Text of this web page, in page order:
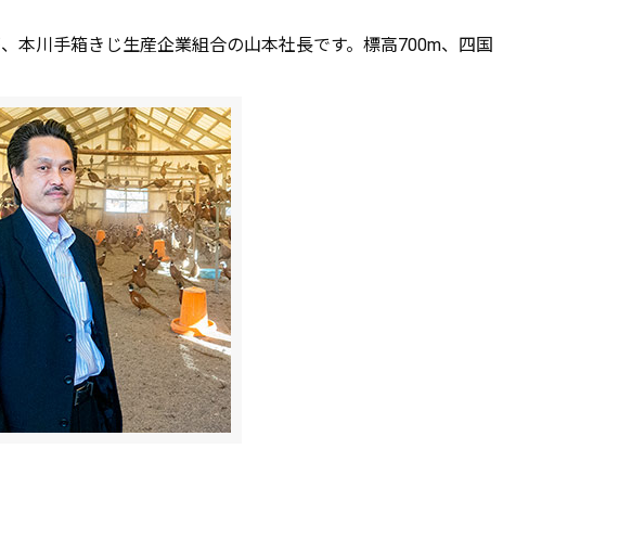
本川手箱きじ生産企業組合の山本社長です。標高700m、四国